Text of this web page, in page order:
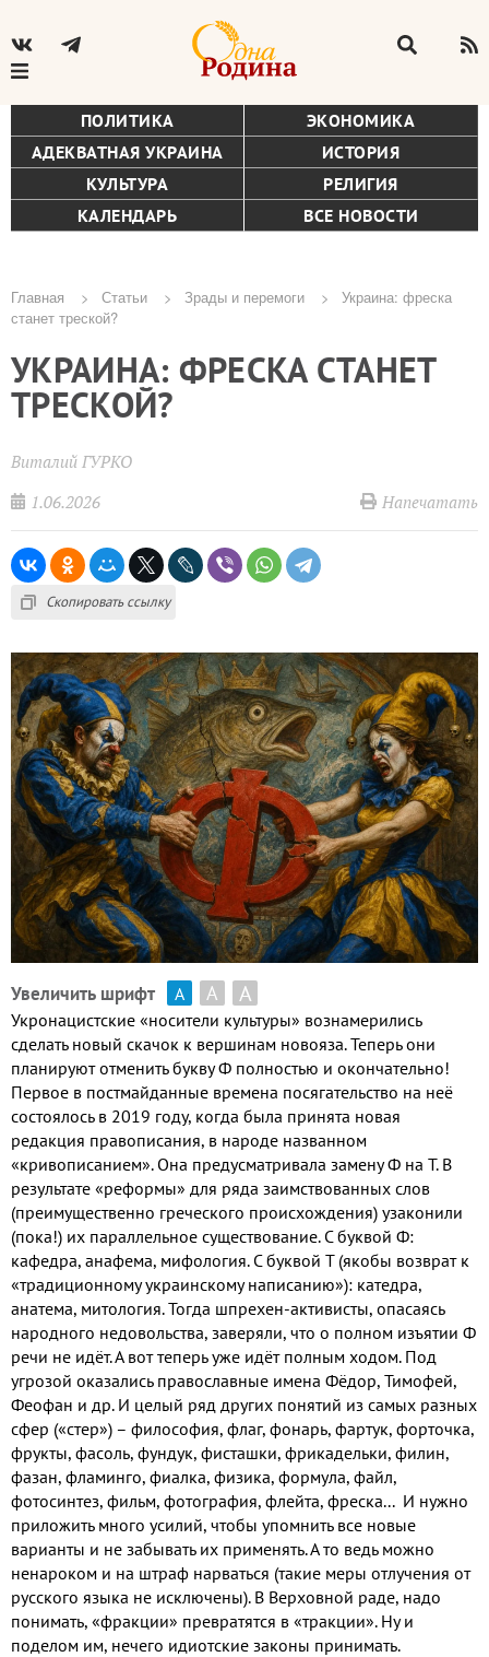
ПОЛИТИКА
ЭКОНОМИКА
АДЕКВАТНАЯ УКРАИНА
ИСТОРИЯ
КУЛЬТУРА
РЕЛИГИЯ
КАЛЕНДАРЬ
ВСЕ НОВОСТИ
Строка
навигации
Главная Статьи Зрады и перемоги
Украина: фреска
станет треской?
УКРАИНА: ФРЕСКА СТАНЕТ
ТРЕСКОЙ?
Виталий ГУРКО
1.06.2026
Напечатать
Скопировать ссылку
Увеличить шрифт А А А
Укронацистские «носители культуры» вознамерились
сделать новый скачок к вершинам новояза. Теперь они
планируют отменить букву Ф полностью и окончательно!
Первое в постмайданные времена посягательство на неё
состоялось в 2019 году, когда была принята новая
редакция правописания, в народе названном
«кривописанием». Она предусматривала замену Ф на Т. В
результате «реформы» для ряда заимствованных слов
(преимущественно греческого происхождения) узаконили
(пока!) их параллельное существование. С буквой Ф:
кафедра, анафема, мифология. С буквой Т (якобы возврат к
«традиционному украинскому написанию»): катедра,
анатема, митология. Тогда шпрехен-активисты, опасаясь
народного недовольства, заверяли, что о полном изъятии Ф
речи не идёт. А вот теперь уже идёт полным ходом. Под
угрозой оказались православные имена Фёдор, Тимофей,
Феофан и др. И целый ряд других понятий из самых разных
сфер («стер») – философия, флаг, фонарь, фартук, форточка,
фрукты, фасоль, фундук, фисташки, фрикадельки, филин,
фазан, фламинго, фиалка, физика, формула, файл,
фотосинтез, фильм, фотография, флейта, фреска... И нужно
приложить много усилий, чтобы упомнить все новые
варианты и не забывать их применять. А то ведь можно
ненароком и на штраф нарваться (такие меры отлучения от
русского языка не исключены). В Верховной раде, надо
понимать, «фракции» превратятся в «тракции». Ну и
поделом им, нечего идиотские законы принимать.